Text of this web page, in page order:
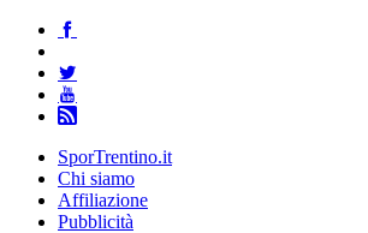
SporTrentino.it
Chi siamo
Affiliazione
Pubblicità